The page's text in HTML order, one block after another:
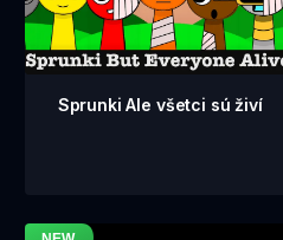
Sprunki Ale všetci sú živí